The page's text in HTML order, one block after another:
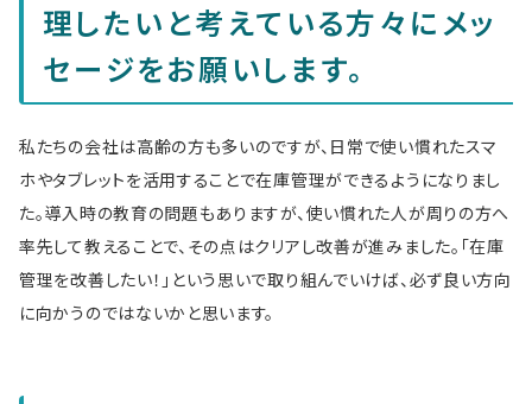
理したいと考えている方々にメッ
セージをお願いします。
私たちの会社は高齢の方も多いのですが、日常で使い慣れたスマ
ホやタブレットを活用することで在庫管理ができるようになりまし
た。導入時の教育の問題もありますが、使い慣れた人が周りの方へ
率先して教えることで、その点はクリアし改善が進みました。「在庫
管理を改善したい！」という思いで取り組んでいけば、必ず良い方向
に向かうのではないかと思います。